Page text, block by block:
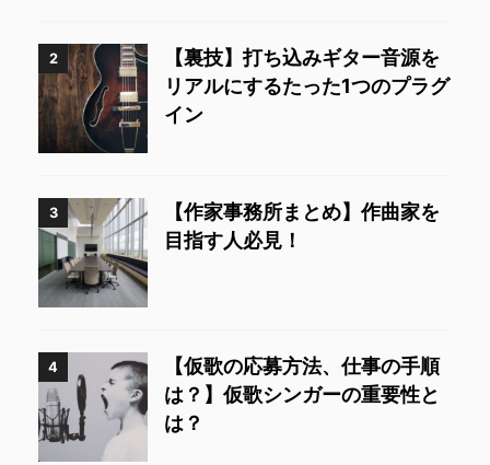
2
【裏技】打ち込みギター音源を
リアルにするたった1つのプラグ
イン
3
【作家事務所まとめ】作曲家を
目指す人必見！
4
【仮歌の応募方法、仕事の手順
は？】仮歌シンガーの重要性と
は？